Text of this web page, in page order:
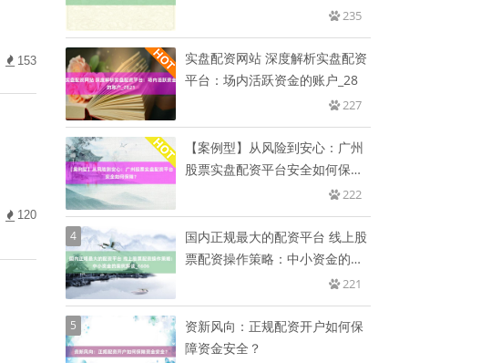
153
120
235
实盘配资网站 深度解析实盘配资
平台：场内活跃资金的账户_28
227
【案例型】从风险到安心：广州
股票实盘配资平台安全如何保
222
4
国内正规最大的配资平台 线上股
票配资操作策略：中小资金的案
221
5
资新风向：正规配资开户如何保
障资金安全？